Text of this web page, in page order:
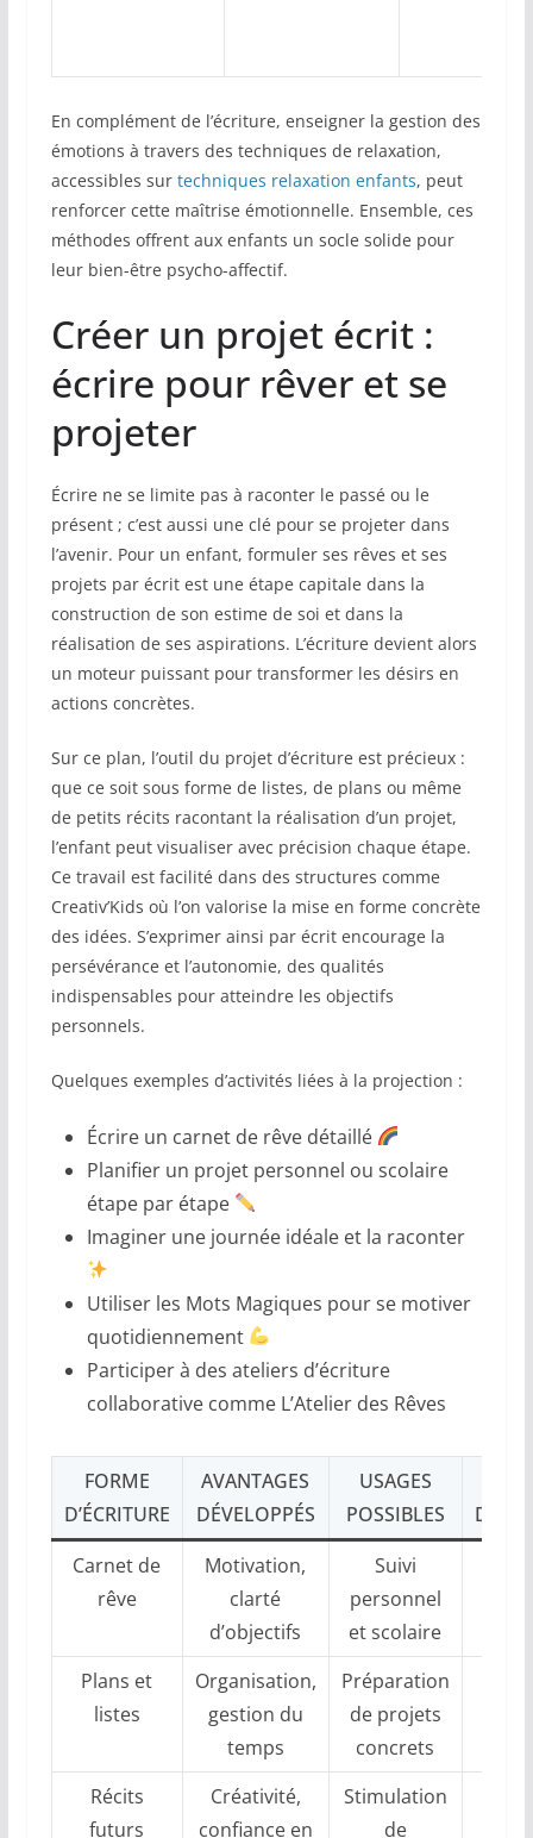
En complément de l’écriture, enseigner la gestion des
émotions à travers des techniques de relaxation,
accessibles sur techniques relaxation enfants, peut
renforcer cette maîtrise émotionnelle. Ensemble, ces
méthodes offrent aux enfants un socle solide pour
leur bien-être psycho-affectif.
Créer un projet écrit :
écrire pour rêver et se
projeter
Écrire ne se limite pas à raconter le passé ou le
présent ; c’est aussi une clé pour se projeter dans
l’avenir. Pour un enfant, formuler ses rêves et ses
projets par écrit est une étape capitale dans la
construction de son estime de soi et dans la
réalisation de ses aspirations. L’écriture devient alors
un moteur puissant pour transformer les désirs en
actions concrètes.
Sur ce plan, l’outil du projet d’écriture est précieux :
que ce soit sous forme de listes, de plans ou même
de petits récits racontant la réalisation d’un projet,
l’enfant peut visualiser avec précision chaque étape.
Ce travail est facilité dans des structures comme
Creativ’Kids où l’on valorise la mise en forme concrète
des idées. S’exprimer ainsi par écrit encourage la
persévérance et l’autonomie, des qualités
indispensables pour atteindre les objectifs
personnels.
Quelques exemples d’activités liées à la projection :
Écrire un carnet de rêve détaillé
Planifier un projet personnel ou scolaire
étape par étape
Imaginer une journée idéale et la raconter
Utiliser les Mots Magiques pour se motiver
quotidiennement
Participer à des ateliers d’écriture
collaborative comme L’Atelier des Rêves
FORME
D’ÉCRITURE
AVANTAGES
DÉVELOPPÉS
USAGES
POSSIBLES
Carnet de
rêve
Motivation,
clarté
d’objectifs
Suivi
personnel
et scolaire
Plans et
listes
Organisation,
gestion du
temps
Préparation
de projets
concrets
Récits
futurs
Créativité,
confiance en
Stimulation
de